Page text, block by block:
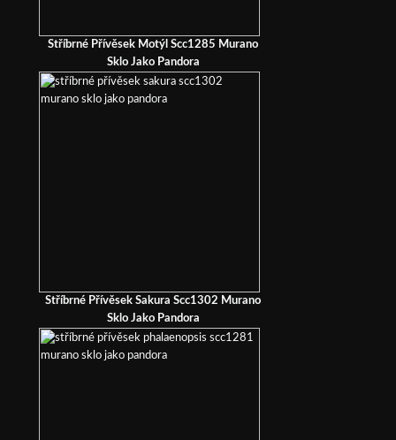
Stříbrné Přívěsek Motýl Scc1285 Murano
Sklo Jako Pandora
Stříbrné Přívěsek Sakura Scc1302 Murano
Sklo Jako Pandora